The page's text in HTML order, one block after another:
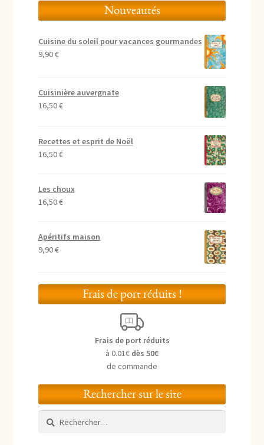
Nouveautés
Cuisine du soleil pour vacances gourmandes
9,90€
Cuisinière auvergnate
16,50€
Recettes et esprit de Noël
16,50€
Les choux
16,50€
Apéritifs maison
9,90€
Frais de port réduits !
Frais de port réduits
à 0.01€ dès 50€
de commande
Rechercher sur le site
Rechercher :